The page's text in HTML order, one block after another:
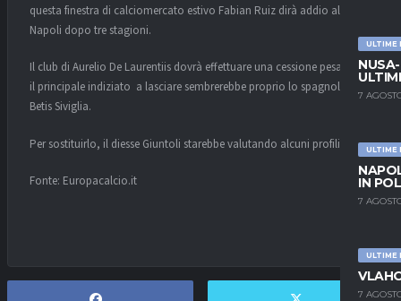
ULTIME
7
ULTIME
IN
7
ULTIME
7
questa finestra di calciomercato estivo Fabian Ruiz dirà addio al
Napoli dopo tre stagioni.
Il club di Aurelio De Laurentiis dovrà effettuare una cessione pesante, e
il principale indiziato a lasciare sembrerebbe proprio lo spagnolo ex
Betis Siviglia.
Per sostituirlo, il diesse Giuntoli starebbe valutando alcuni profili.
Fonte: Europacalcio.it